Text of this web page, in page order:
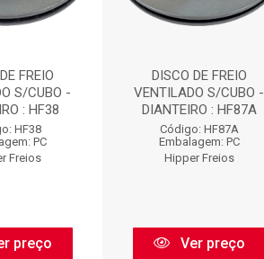
FREIO
S/CUBO -
: HF38
HF38
PC
Freios
preço
DISCO DE FREIO
VENTILADO S/CUBO -
DIANTEIRO : HF87A
Código: HF87A
Embalagem: PC
Hipper Freios
Ver preço